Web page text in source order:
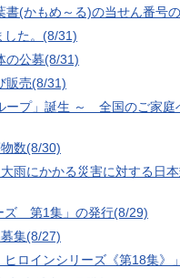
(かもめ～る)の当せん番号
した。(8/31)
の公募(8/31)
販売(8/31)
ープ」誕生 ～ 全国のご家
数(8/30)
雨にかかる災害に対する日
ズ 第1集」の発行(8/29)
集(8/27)
ロインシリーズ《第18集》